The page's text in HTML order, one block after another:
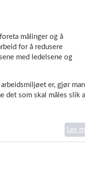
målinger og å
for å redusere
med ledelsene og
er, gjør man
det som skal måles slik
Les